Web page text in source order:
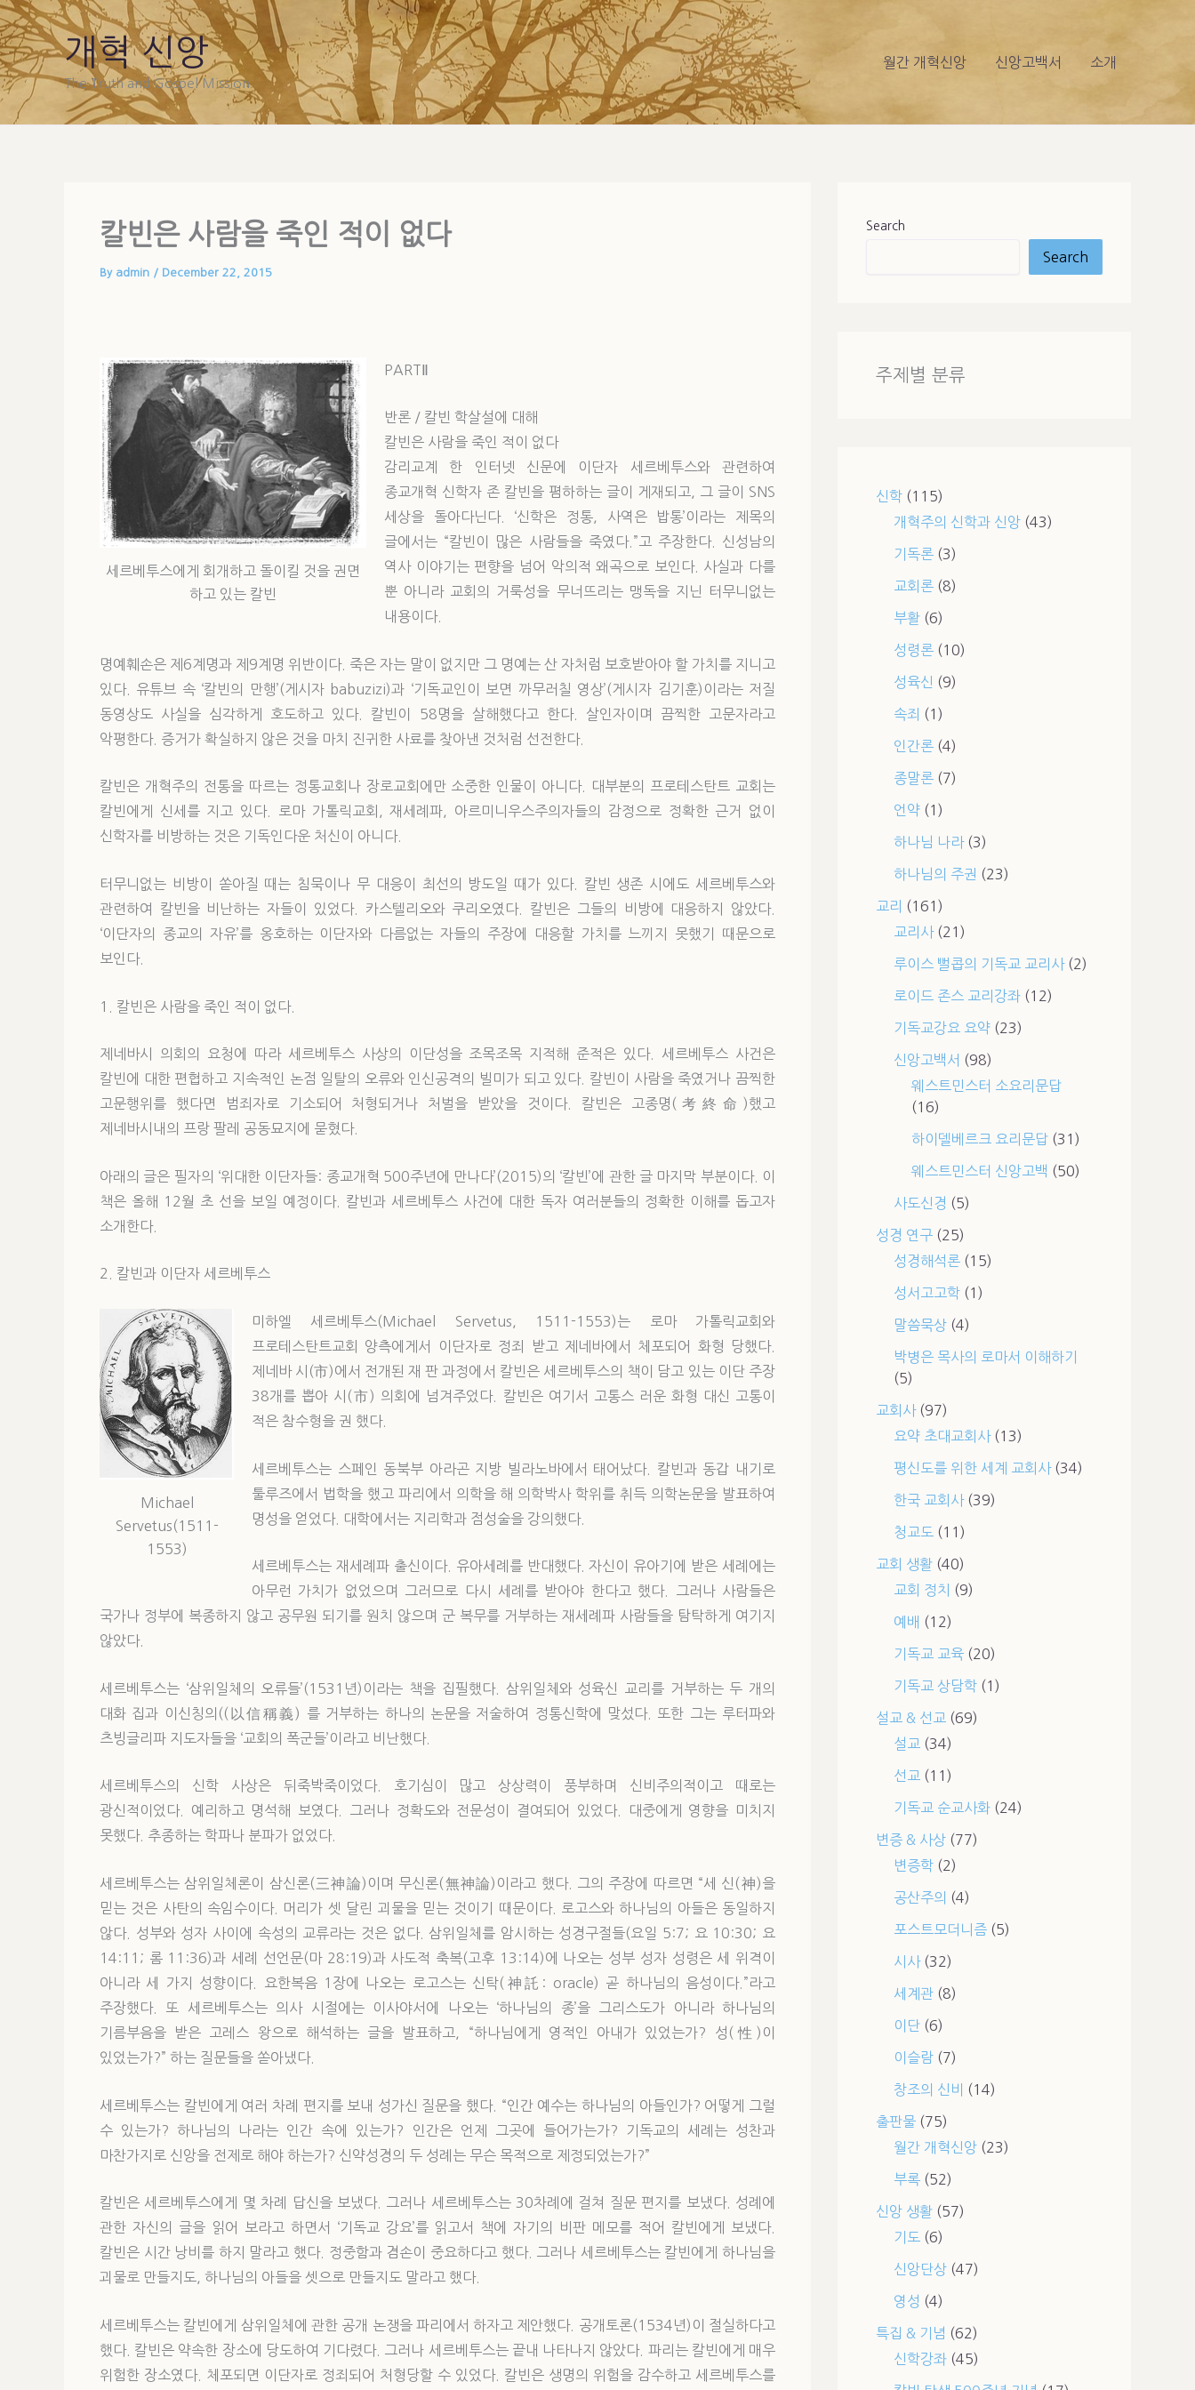
Skip
to
content
개혁 신앙
The Truth and Gospel Mission
월간 개혁신앙 신앙고백서 소개
칼빈은 사람을 죽인 적이 없다
By admin / December 22, 2015
세르베투스에게 회개하고 돌이킬 것을 권면
하고 있는 칼빈
PARTⅡ
반론 / 칼빈 학살설에 대해
칼빈은 사람을 죽인 적이 없다
감리교계 한 인터넷 신문에 이단자 세르베투스와 관련하여
종교개혁 신학자 존 칼빈을 폄하하는 글이 게재되고, 그 글이 SNS
세상을 돌아다닌다. ‘신학은 정통, 사역은 밥통’이라는 제목의
글에서는 “칼빈이 많은 사람들을 죽였다.”고 주장한다. 신성남의
역사 이야기는 편향을 넘어 악의적 왜곡으로 보인다. 사실과 다를
뿐 아니라 교회의 거룩성을 무너뜨리는 맹독을 지닌 터무니없는
내용이다.
명예훼손은 제6계명과 제9계명 위반이다. 죽은 자는 말이 없지만 그 명예는 산 자처럼 보호받아야 할 가치를 지니고
있다. 유튜브 속 ‘칼빈의 만행’(게시자 babuzizi)과 ‘기독교인이 보면 까무러칠 영상’(게시자 김기훈)이라는 저질
동영상도 사실을 심각하게 호도하고 있다. 칼빈이 58명을 살해했다고 한다. 살인자이며 끔찍한 고문자라고
악평한다. 증거가 확실하지 않은 것을 마치 진귀한 사료를 찾아낸 것처럼 선전한다.
칼빈은 개혁주의 전통을 따르는 정통교회나 장로교회에만 소중한 인물이 아니다. 대부분의 프로테스탄트 교회는
칼빈에게 신세를 지고 있다. 로마 가톨릭교회, 재세례파, 아르미니우스주의자들의 감정으로 정확한 근거 없이
신학자를 비방하는 것은 기독인다운 처신이 아니다.
터무니없는 비방이 쏟아질 때는 침묵이나 무 대응이 최선의 방도일 때가 있다. 칼빈 생존 시에도 세르베투스와
관련하여 칼빈을 비난하는 자들이 있었다. 카스텔리오와 쿠리오였다. 칼빈은 그들의 비방에 대응하지 않았다.
‘이단자의 종교의 자유’를 옹호하는 이단자와 다름없는 자들의 주장에 대응할 가치를 느끼지 못했기 때문으로
보인다.
1. 칼빈은 사람을 죽인 적이 없다.
제네바시 의회의 요청에 따라 세르베투스 사상의 이단성을 조목조목 지적해 준적은 있다. 세르베투스 사건은
칼빈에 대한 편협하고 지속적인 논점 일탈의 오류와 인신공격의 빌미가 되고 있다. 칼빈이 사람을 죽였거나 끔찍한
고문행위를 했다면 범죄자로 기소되어 처형되거나 처벌을 받았을 것이다. 칼빈은 고종명(考終命)했고
제네바시내의 프랑 팔레 공동묘지에 묻혔다.
아래의 글은 필자의 ‘위대한 이단자들: 종교개혁 500주년에 만나다’(2015)의 ‘칼빈’에 관한 글 마지막 부분이다. 이
책은 올해 12월 초 선을 보일 예정이다. 칼빈과 세르베투스 사건에 대한 독자 여러분들의 정확한 이해를 돕고자
소개한다.
2. 칼빈과 이단자 세르베투스
Michael
Servetus(1511-
1553)
미하엘 세르베투스(Michael Servetus, 1511-1553)는 로마 가톨릭교회와
프로테스탄트교회 양측에게서 이단자로 정죄 받고 제네바에서 체포되어 화형 당했다.
제네바 시(市)에서 전개된 재 판 과정에서 칼빈은 세르베투스의 책이 담고 있는 이단 주장
38개를 뽑아 시(市) 의회에 넘겨주었다. 칼빈은 여기서 고통스 러운 화형 대신 고통이
적은 참수형을 권 했다.
세르베투스는 스페인 동북부 아라곤 지방 빌라노바에서 태어났다. 칼빈과 동갑 내기로
툴루즈에서 법학을 했고 파리에서 의학을 해 의학박사 학위를 취득 의학논문을 발표하여
명성을 얻었다. 대학에서는 지리학과 점성술을 강의했다.
세르베투스는 재세례파 출신이다. 유아세례를 반대했다. 자신이 유아기에 받은 세례에는
아무런 가치가 없었으며 그러므로 다시 세례를 받아야 한다고 했다. 그러나 사람들은
국가나 정부에 복종하지 않고 공무원 되기를 원치 않으며 군 복무를 거부하는 재세례파 사람들을 탐탁하게 여기지
않았다.
세르베투스는 ‘삼위일체의 오류들’(1531년)이라는 책을 집필했다. 삼위일체와 성육신 교리를 거부하는 두 개의
대화 집과 이신칭의((以信稱義) 를 거부하는 하나의 논문을 저술하여 정통신학에 맞섰다. 또한 그는 루터파와
츠빙글리파 지도자들을 ‘교회의 폭군들’이라고 비난했다.
세르베투스의 신학 사상은 뒤죽박죽이었다. 호기심이 많고 상상력이 풍부하며 신비주의적이고 때로는
광신적이었다. 예리하고 명석해 보였다. 그러나 정확도와 전문성이 결여되어 있었다. 대중에게 영향을 미치지
못했다. 추종하는 학파나 분파가 없었다.
세르베투스는 삼위일체론이 삼신론(三神論)이며 무신론(無神論)이라고 했다. 그의 주장에 따르면 “세 신(神)을
믿는 것은 사탄의 속임수이다. 머리가 셋 달린 괴물을 믿는 것이기 때문이다. 로고스와 하나님의 아들은 동일하지
않다. 성부와 성자 사이에 속성의 교류라는 것은 없다. 삼위일체를 암시하는 성경구절들(요일 5:7; 요 10:30; 요
14:11; 롬 11:36)과 세례 선언문(마 28:19)과 사도적 축복(고후 13:14)에 나오는 성부 성자 성령은 세 위격이
아니라 세 가지 성향이다. 요한복음 1장에 나오는 로고스는 신탁(神託: oracle) 곧 하나님의 음성이다.”라고
주장했다. 또 세르베투스는 의사 시절에는 이사야서에 나오는 ‘하나님의 종’을 그리스도가 아니라 하나님의
기름부음을 받은 고레스 왕으로 해석하는 글을 발표하고, “하나님에게 영적인 아내가 있었는가? 성(性)이
있었는가?” 하는 질문들을 쏟아냈다.
세르베투스는 칼빈에게 여러 차례 편지를 보내 성가신 질문을 했다. “인간 예수는 하나님의 아들인가? 어떻게 그럴
수 있는가? 하나님의 나라는 인간 속에 있는가? 인간은 언제 그곳에 들어가는가? 기독교의 세례는 성찬과
마찬가지로 신앙을 전제로 해야 하는가? 신약성경의 두 성례는 무슨 목적으로 제정되었는가?”
칼빈은 세르베투스에게 몇 차례 답신을 보냈다. 그러나 세르베투스는 30차례에 걸쳐 질문 편지를 보냈다. 성례에
관한 자신의 글을 읽어 보라고 하면서 ‘기독교 강요’를 읽고서 책에 자기의 비판 메모를 적어 칼빈에게 보냈다.
칼빈은 시간 낭비를 하지 말라고 했다. 정중함과 겸손이 중요하다고 했다. 그러나 세르베투스는 칼빈에게 하나님을
괴물로 만들지도, 하나님의 아들을 셋으로 만들지도 말라고 했다.
세르베투스는 칼빈에게 삼위일체에 관한 공개 논쟁을 파리에서 하자고 제안했다. 공개토론(1534년)이 절실하다고
했다. 칼빈은 약속한 장소에 당도하여 기다렸다. 그러나 세르베투스는 끝내 나타나지 않았다. 파리는 칼빈에게 매우
위험한 장소였다. 체포되면 이단자로 정죄되어 처형당할 수 있었다. 칼빈은 생명의 위험을 감수하고 세르베투스를
Search
Search
주제별 분류
신학(115)
개혁주의 신학과 신앙(43)
기독론(3)
교회론(8)
부활(6)
성령론(10)
성육신 (9)
속죄 (1)
인간론(4)
종말론(7)
언약(1)
하나님 나라(3)
하나님의 주권 (23)
교리 (161)
교리사(21)
루이스 뻘콥의 기독교 교리사(2)
로이드 존스 교리강좌(12)
기독교강요 요약(23)
신앙고백서 (98)
웨스트민스터 소요리문답
(16)
하이델베르크 요리문답(31)
웨스트민스터 신앙고백 (50)
사도신경 (5)
성경 연구(25)
성경해석론(15)
성서고고학(1)
말씀묵상(4)
박병은 목사의 로마서 이해하기
(5)
교회사(97)
요약 초대교회사(13)
평신도를 위한 세계 교회사(34)
한국 교회사(39)
청교도 (11)
교회 생활(40)
교회 정치
(9)
예배 (12)
기독교 교육(20)
기독교 상담학(1)
설교 & 선교 (69)
설교 (34)
선교 (11)
기독교 순교사화(24)
변증 & 사상(77)
변증학(2)
공산주의 (4)
포스트모더니즘(5)
시사(32)
세계관(8)
이단(6)
이슬람(7)
창조의 신비 (14)
출판물(75)
월간 개혁신앙(23)
부록(52)
신앙 생활(57)
기도 (6)
신앙단상(47)
영성 (4)
특집 & 기념 (62)
신학강좌(45)